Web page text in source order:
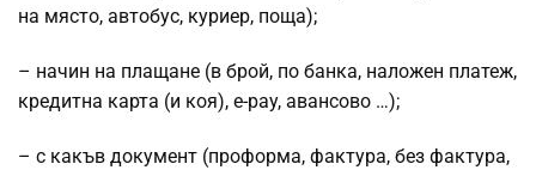
на място, автобус, куриер, поща);
– начин на плащане (в брой, по банка, наложен платеж,
кредитна карта (и коя), e-pay, авансово …);
– с какъв документ (проформа, фактура, без фактура,